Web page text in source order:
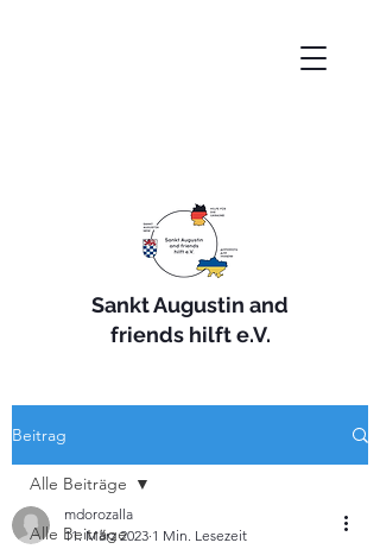
Sankt Augustin and
friends hilft e.V.
Beitrag
Alle Beiträge
Alle Beiträge
mdorozalla
11. März 2023 1 Min. Lesezeit